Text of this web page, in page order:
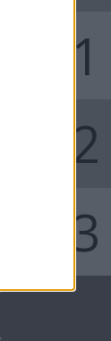
1
2
3